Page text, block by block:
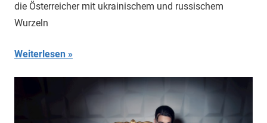
die Österreicher mit ukrainischem und russischem
Wurzeln
Weiterlesen